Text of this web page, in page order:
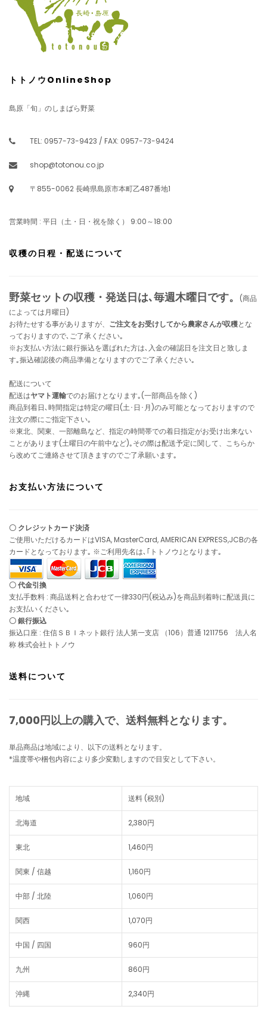
トトノウOnlineShop
島原「旬」のしまばら野菜
TEL: 0957-73-9423 / FAX: 0957-73-9424
shop@totonou.co.jp
〒855-0062 長崎県島原市本町乙487番地1
営業時間 : 平日（土・日・祝を除く） 9:00～18:00
収穫の日程・配送について
野菜セットの収穫・発送日は､毎週木曜日です。
(商品
によっては月曜日)
お待たせする事がありますが、 ご注文をお受けしてから農家さんが収穫とな
っておりますので､ご了承ください｡
※お支払い方法に銀行振込を選ばれた方は､入金の確認日を注文日と致しま
す｡振込確認後の商品準備となりますのでご了承ください｡
配送について
配送はヤマト運輸でのお届けとなります｡(一部商品を除く)
商品到着日､時間指定は特定の曜日(土･日･月)のみ可能となっておりますので
注文の際にご指定下さい｡
※東北、関東、一部離島など、指定の時間帯での着日指定がお受け出来ない
ことがあります(土曜日の午前中など)｡その際は配送予定に関して、こちらか
ら改めてご連絡させて頂きますのでご了承願います｡
お支払い方法について
〇 クレジットカード決済
ご使用いただけるカードはVISA, MasterCard, AMERICAN EXPRESS,JCBの各
カードとなっております｡ ※ご利用先名は､｢トトノウ｣となります｡
〇 代金引換
支払手数料 : 商品送料と合わせて一律330円(税込み)を商品到着時に配送員に
お支払いください｡
〇 銀行振込
振込口座 : 住信ＳＢＩネット銀行 法人第一支店 （106）普通 1211756 法人名
称 株式会社トトノウ
送料について
7,000円以上の購入で、 送料無料となります。
単品商品は地域により、以下の送料となります。
*温度帯や梱包内容により多少変動しますので目安として下さい。
地域 送料 (税別)
北海道 2,380円
東北 1,460円
関東 / 信越 1,160円
中部 / 北陸 1,060円
関西 1,070円
中国 / 四国 960円
九州 860円
沖縄 2,340円